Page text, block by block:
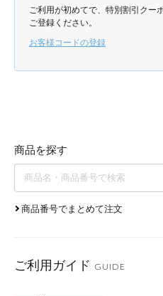
ご利用が初めてで、特別割引クー
ご登録ください。
お客様コードの登録
商品を探す
商品番号でまとめて注文
ご利用ガイド GUIDE